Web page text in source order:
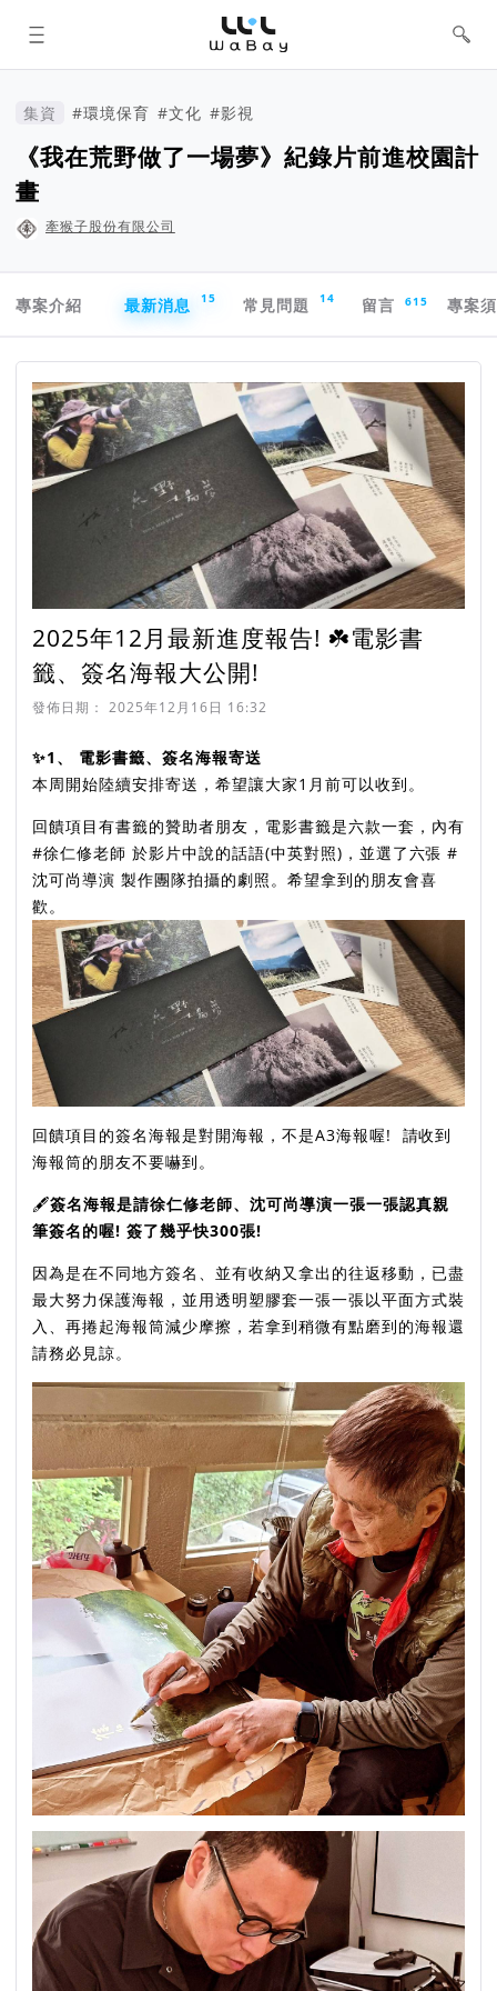
WaBay 挖貝 | 台灣最值得信賴的群眾
集資 / 群眾募資平台
集資 #環境保育 #文化 #影視
《我在荒野做了一場夢》紀錄片前進校園計
畫
牽猴子股份有限公司
專案介紹
最新消息 15 常見問題 14 留言 615 專案
2025年12月最新進度報告! ☘️電影書
籤、簽名海報大公開!
發佈日期： 2025年12月16日 16:32
✨️1、 電影書籤、簽名海報寄送
本周開始陸續安排寄送，希望讓大家1月前可以收到。
回饋項目有書籤的贊助者朋友，電影書籤是六款一套，內有
#徐仁修老師 於影片中說的話語(中英對照)，並選了六張 #
沈可尚導演 製作團隊拍攝的劇照。希望拿到的朋友會喜
歡。
回饋項目的簽名海報是對開海報，不是A3海報喔! 請收到
海報筒的朋友不要嚇到。
🖋簽名海報是請徐仁修老師、沈可尚導演一張一張認真親
筆簽名的喔! 簽了幾乎快300張!
因為是在不同地方簽名、並有收納又拿出的往返移動，已盡
最大努力保護海報，並用透明塑膠套一張一張以平面方式裝
入、再捲起海報筒減少摩擦，若拿到稍微有點磨到的海報還
請務必見諒。